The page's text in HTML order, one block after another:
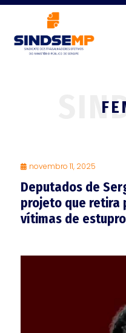
novembro 11, 2025
Deputados de
projeto que retira
vítimas de estupro